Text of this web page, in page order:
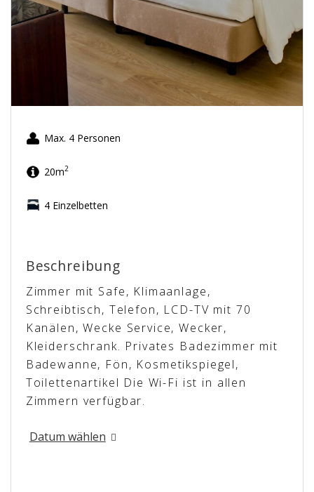
Max. 4 Personen
20m2
4 Einzelbetten
Beschreibung
Zimmer mit Safe, Klimaanlage,
Schreibtisch, Telefon, LCD-TV mit 70
Kanälen, Wecke Service, Wecker,
Kleiderschrank. Privates Badezimmer mit
Badewanne, Fön, Kosmetikspiegel,
Toilettenartikel Die Wi-Fi ist in allen
Zimmern verfügbar.
Datum wählen